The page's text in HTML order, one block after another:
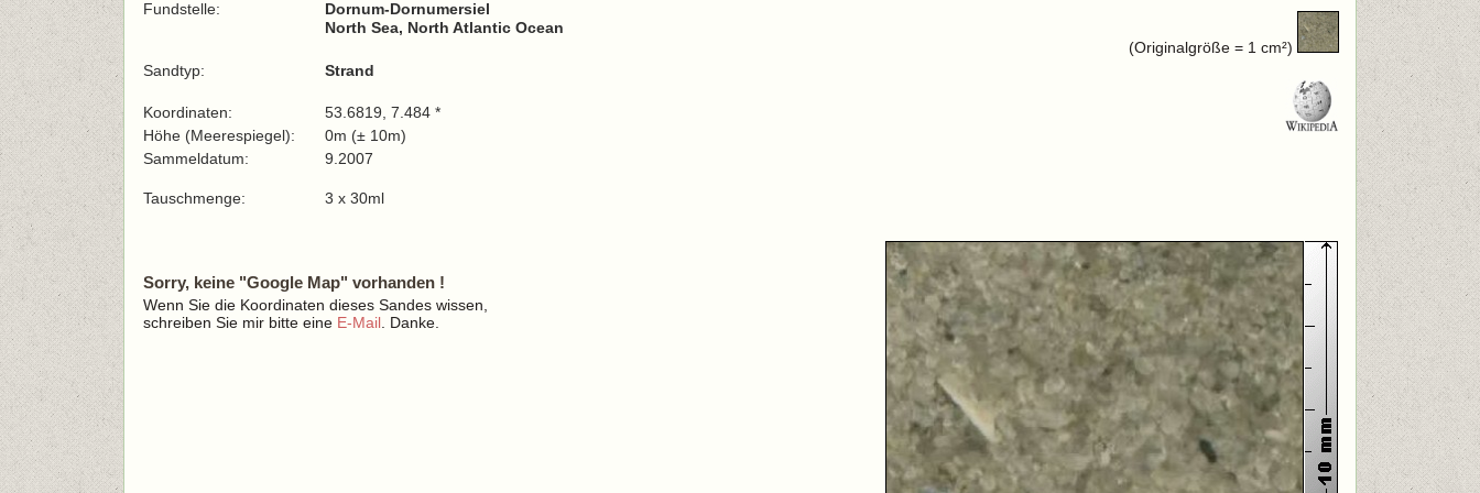
(Originalgröße = 1 cm²)
Fundstelle:
Dornum-Dornumersiel
North Sea, North Atlantic Ocean
Sandtyp: Strand
Koordinaten:
53.6819, 7.484 *
Höhe (Meerespiegel):
0m (± 10m)
Sammeldatum:
9.2007
Tauschmenge: 3 x 30ml
Sorry, keine "Google Map" vorhanden !
Wenn Sie die Koordinaten dieses Sandes wissen,
schreiben Sie mir bitte eine E-Mail . Danke.